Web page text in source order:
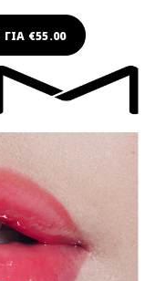
€55.00